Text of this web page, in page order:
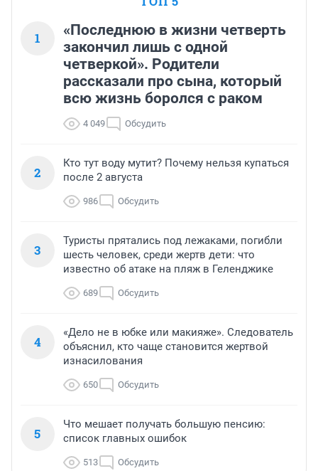
1
«Последнюю в жизни четверть
закончил лишь с одной
четверкой». Родители
рассказали про сына, который
всю жизнь боролся с раком
4 049 Обсудить
2
Кто тут воду мутит? Почему нельзя купаться
после 2 августа
986 Обсудить
3
Туристы прятались под лежаками, погибли
шесть человек, среди жертв дети: что
известно об атаке на пляж в Геленджике
689 Обсудить
4
«Дело не в юбке или макияже». Следователь
объяснил, кто чаще становится жертвой
изнасилования
650 Обсудить
5
Что мешает получать большую пенсию:
список главных ошибок
513 Обсудить